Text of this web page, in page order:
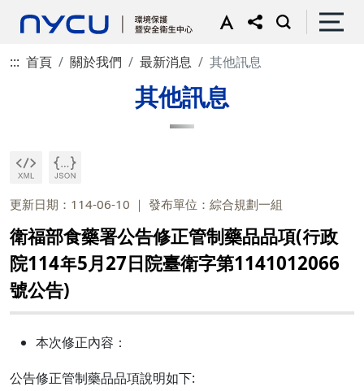
::: 首頁 關於我們 最新消息 其他訊息
其他訊息
更新日期：114-06-10 發布單位：綜合規劃一組
衛福部食藥署公告修正管制藥品品項(行政
院114年5月27日院臺衛字第1141012066
號公告)
本次修正內容：
公告修正管制藥品品項說明如下: